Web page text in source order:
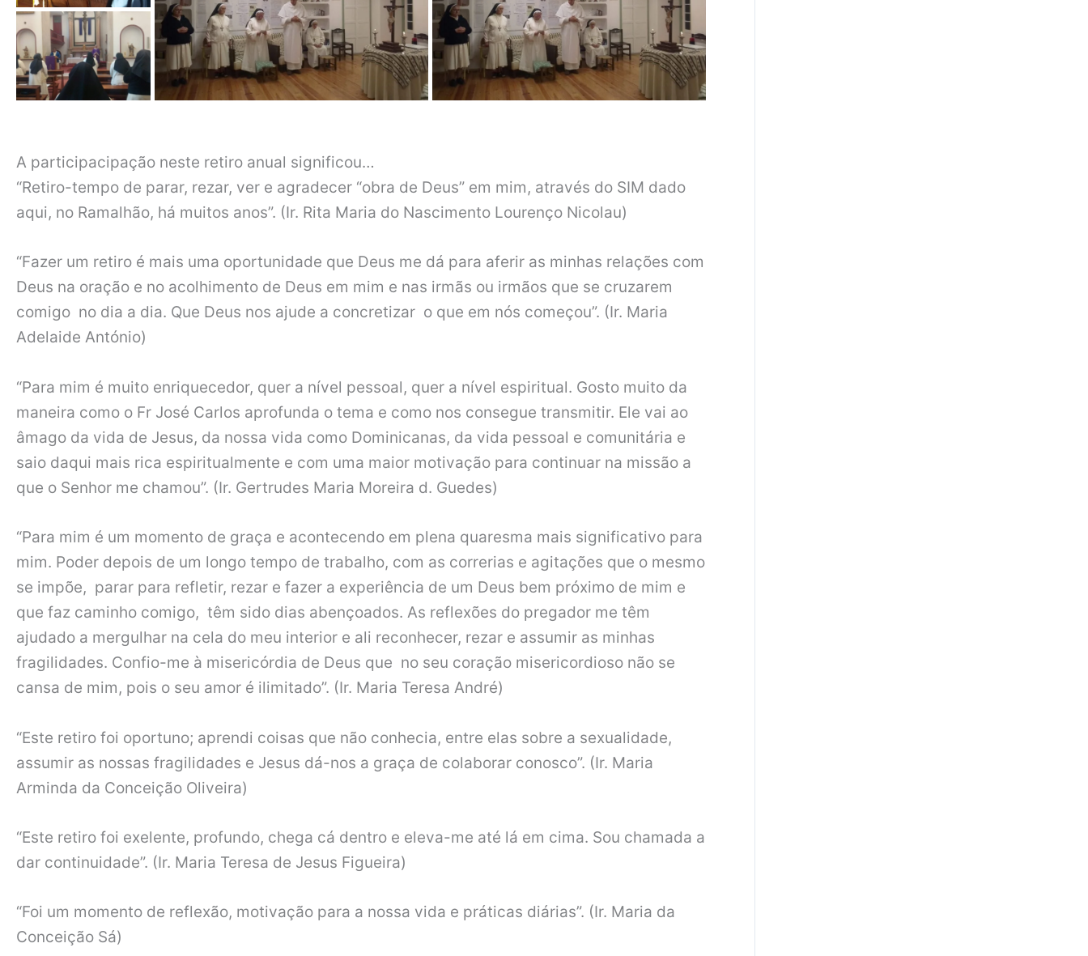
A participacipação neste retiro anual significou…
“Retiro-tempo de parar, rezar, ver e agradecer “obra de Deus” em mim, através do SIM dado
aqui, no Ramalhão, há muitos anos”. (Ir. Rita Maria do Nascimento Lourenço Nicolau)
“Fazer um retiro é mais uma oportunidade que Deus me dá para aferir as minhas relações com
Deus na oração e no acolhimento de Deus em mim e nas irmãs ou irmãos que se cruzarem
comigo no dia a dia. Que Deus nos ajude a concretizar o que em nós começou”. (Ir. Maria
Adelaide António)
“Para mim é muito enriquecedor, quer a nível pessoal, quer a nível espiritual. Gosto muito da
maneira como o Fr José Carlos aprofunda o tema e como nos consegue transmitir. Ele vai ao
âmago da vida de Jesus, da nossa vida como Dominicanas, da vida pessoal e comunitária e
saio daqui mais rica espiritualmente e com uma maior motivação para continuar na missão a
que o Senhor me chamou”. (Ir. Gertrudes Maria Moreira d. Guedes)
“Para mim é um momento de graça e acontecendo em plena quaresma mais significativo para
mim. Poder depois de um longo tempo de trabalho, com as correrias e agitações que o mesmo
se impõe, parar para refletir, rezar e fazer a experiência de um Deus bem próximo de mim e
que faz caminho comigo, têm sido dias abençoados. As reflexões do pregador me têm
ajudado a mergulhar na cela do meu interior e ali reconhecer, rezar e assumir as minhas
fragilidades. Confio-me à misericórdia de Deus que no seu coração misericordioso não se
cansa de mim, pois o seu amor é ilimitado”. (Ir. Maria Teresa André)
“Este retiro foi oportuno; aprendi coisas que não conhecia, entre elas sobre a sexualidade,
assumir as nossas fragilidades e Jesus dá-nos a graça de colaborar conosco”. (Ir. Maria
Arminda da Conceição Oliveira)
“Este retiro foi exelente, profundo, chega cá dentro e eleva-me até lá em cima. Sou chamada a
dar continuidade”. (Ir. Maria Teresa de Jesus Figueira)
“Foi um momento de reflexão, motivação para a nossa vida e práticas diárias”. (Ir. Maria da
Conceição Sá)